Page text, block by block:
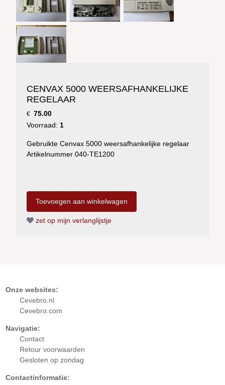
CENVAX 5000 WEERSAFHANKELIJKE
REGELAAR
€ 75.00
Voorraad: 1
Gebruikte Cenvax 5000 weersafhankelijke regelaar
Artikelnummer 040-TE1200
zet op mijn verlanglijstje
Onze websites:
Cevebro.nl
Cevebro.com
Navigatie:
Contact
Retour voorwaarden
Gesloten op zondag
Contactinformatie: